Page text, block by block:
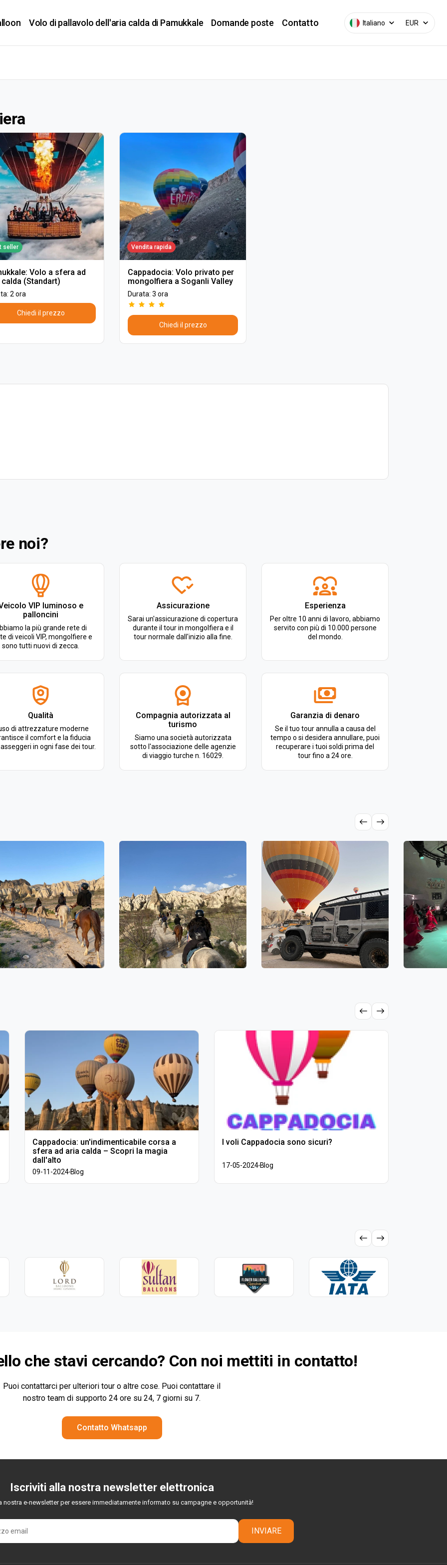
Volo di pallavolo dell'aria calda di Pamukkale Domande poste Contatto Italiano EUR
seller
Volo a sfera ad
(Standart)
2 ora
Chiedi il prezzo
Vendita rapida
Cappadocia: Volo privato per
mongolfiera a Soganli Valley
Durata: 3 ora
Chiedi il prezzo
noi?
VIP luminoso e
palloncini
la più grande rete di
di veicoli VIP, mongolfiere e
sono tutti nuovi di zecca.
Assicurazione
Sarai un'assicurazione di copertura
durante il tour in mongolfiera e il
tour normale dall'inizio alla fine.
Esperienza
Per oltre 10 anni di lavoro, abbiamo
servito con più di 10.000 persone
del mondo.
Qualità
di attrezzature moderne
il comfort e la fiducia
in ogni fase dei tour.
Compagnia autorizzata al
turismo
Siamo una società autorizzata
sotto l'associazione delle agenzie
di viaggio turche n. 16029.
Garanzia di denaro
Se il tuo tour annulla a causa del
tempo o si desidera annullare, puoi
recuperare i tuoi soldi prima del
tour fino a 24 ore.
Cappadocia: un'indimenticabile corsa a
sfera ad aria calda – Scopri la magia
dall'alto
09-11-2024Blog
I voli Cappadocia sono sicuri?
17-05-2024Blog
che stavi cercando? Con noi mettiti in contatto!
Puoi contattarci per ulteriori tour o altre cose. Puoi contattare il
nostro team di supporto 24 ore su 24, 7 giorni su 7.
Contatto Whatsapp
Iscriviti alla nostra newsletter elettronica
nostra e-newsletter per essere immediatamente informato su campagne e opportunità!
INVIARE